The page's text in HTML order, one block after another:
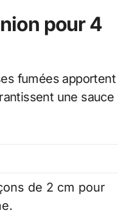
pour 4
fumées apportent
une sauce
de 2 cm pour